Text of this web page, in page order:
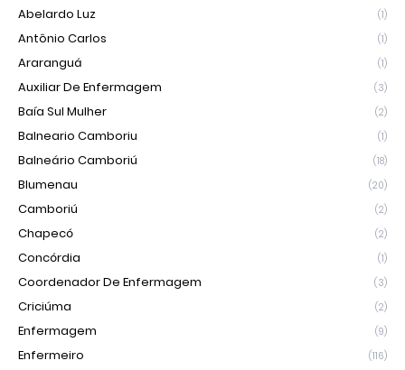
Abelardo Luz (1)
Antônio Carlos (1)
Araranguá (1)
Auxiliar De Enfermagem (3)
Baía Sul Mulher (2)
Balneario Camboriu (1)
Balneário Camboriú (18)
Blumenau (20)
Camboriú (2)
Chapecó (2)
Concórdia (1)
Coordenador De Enfermagem (3)
Criciúma (2)
Enfermagem (9)
Enfermeiro (116)